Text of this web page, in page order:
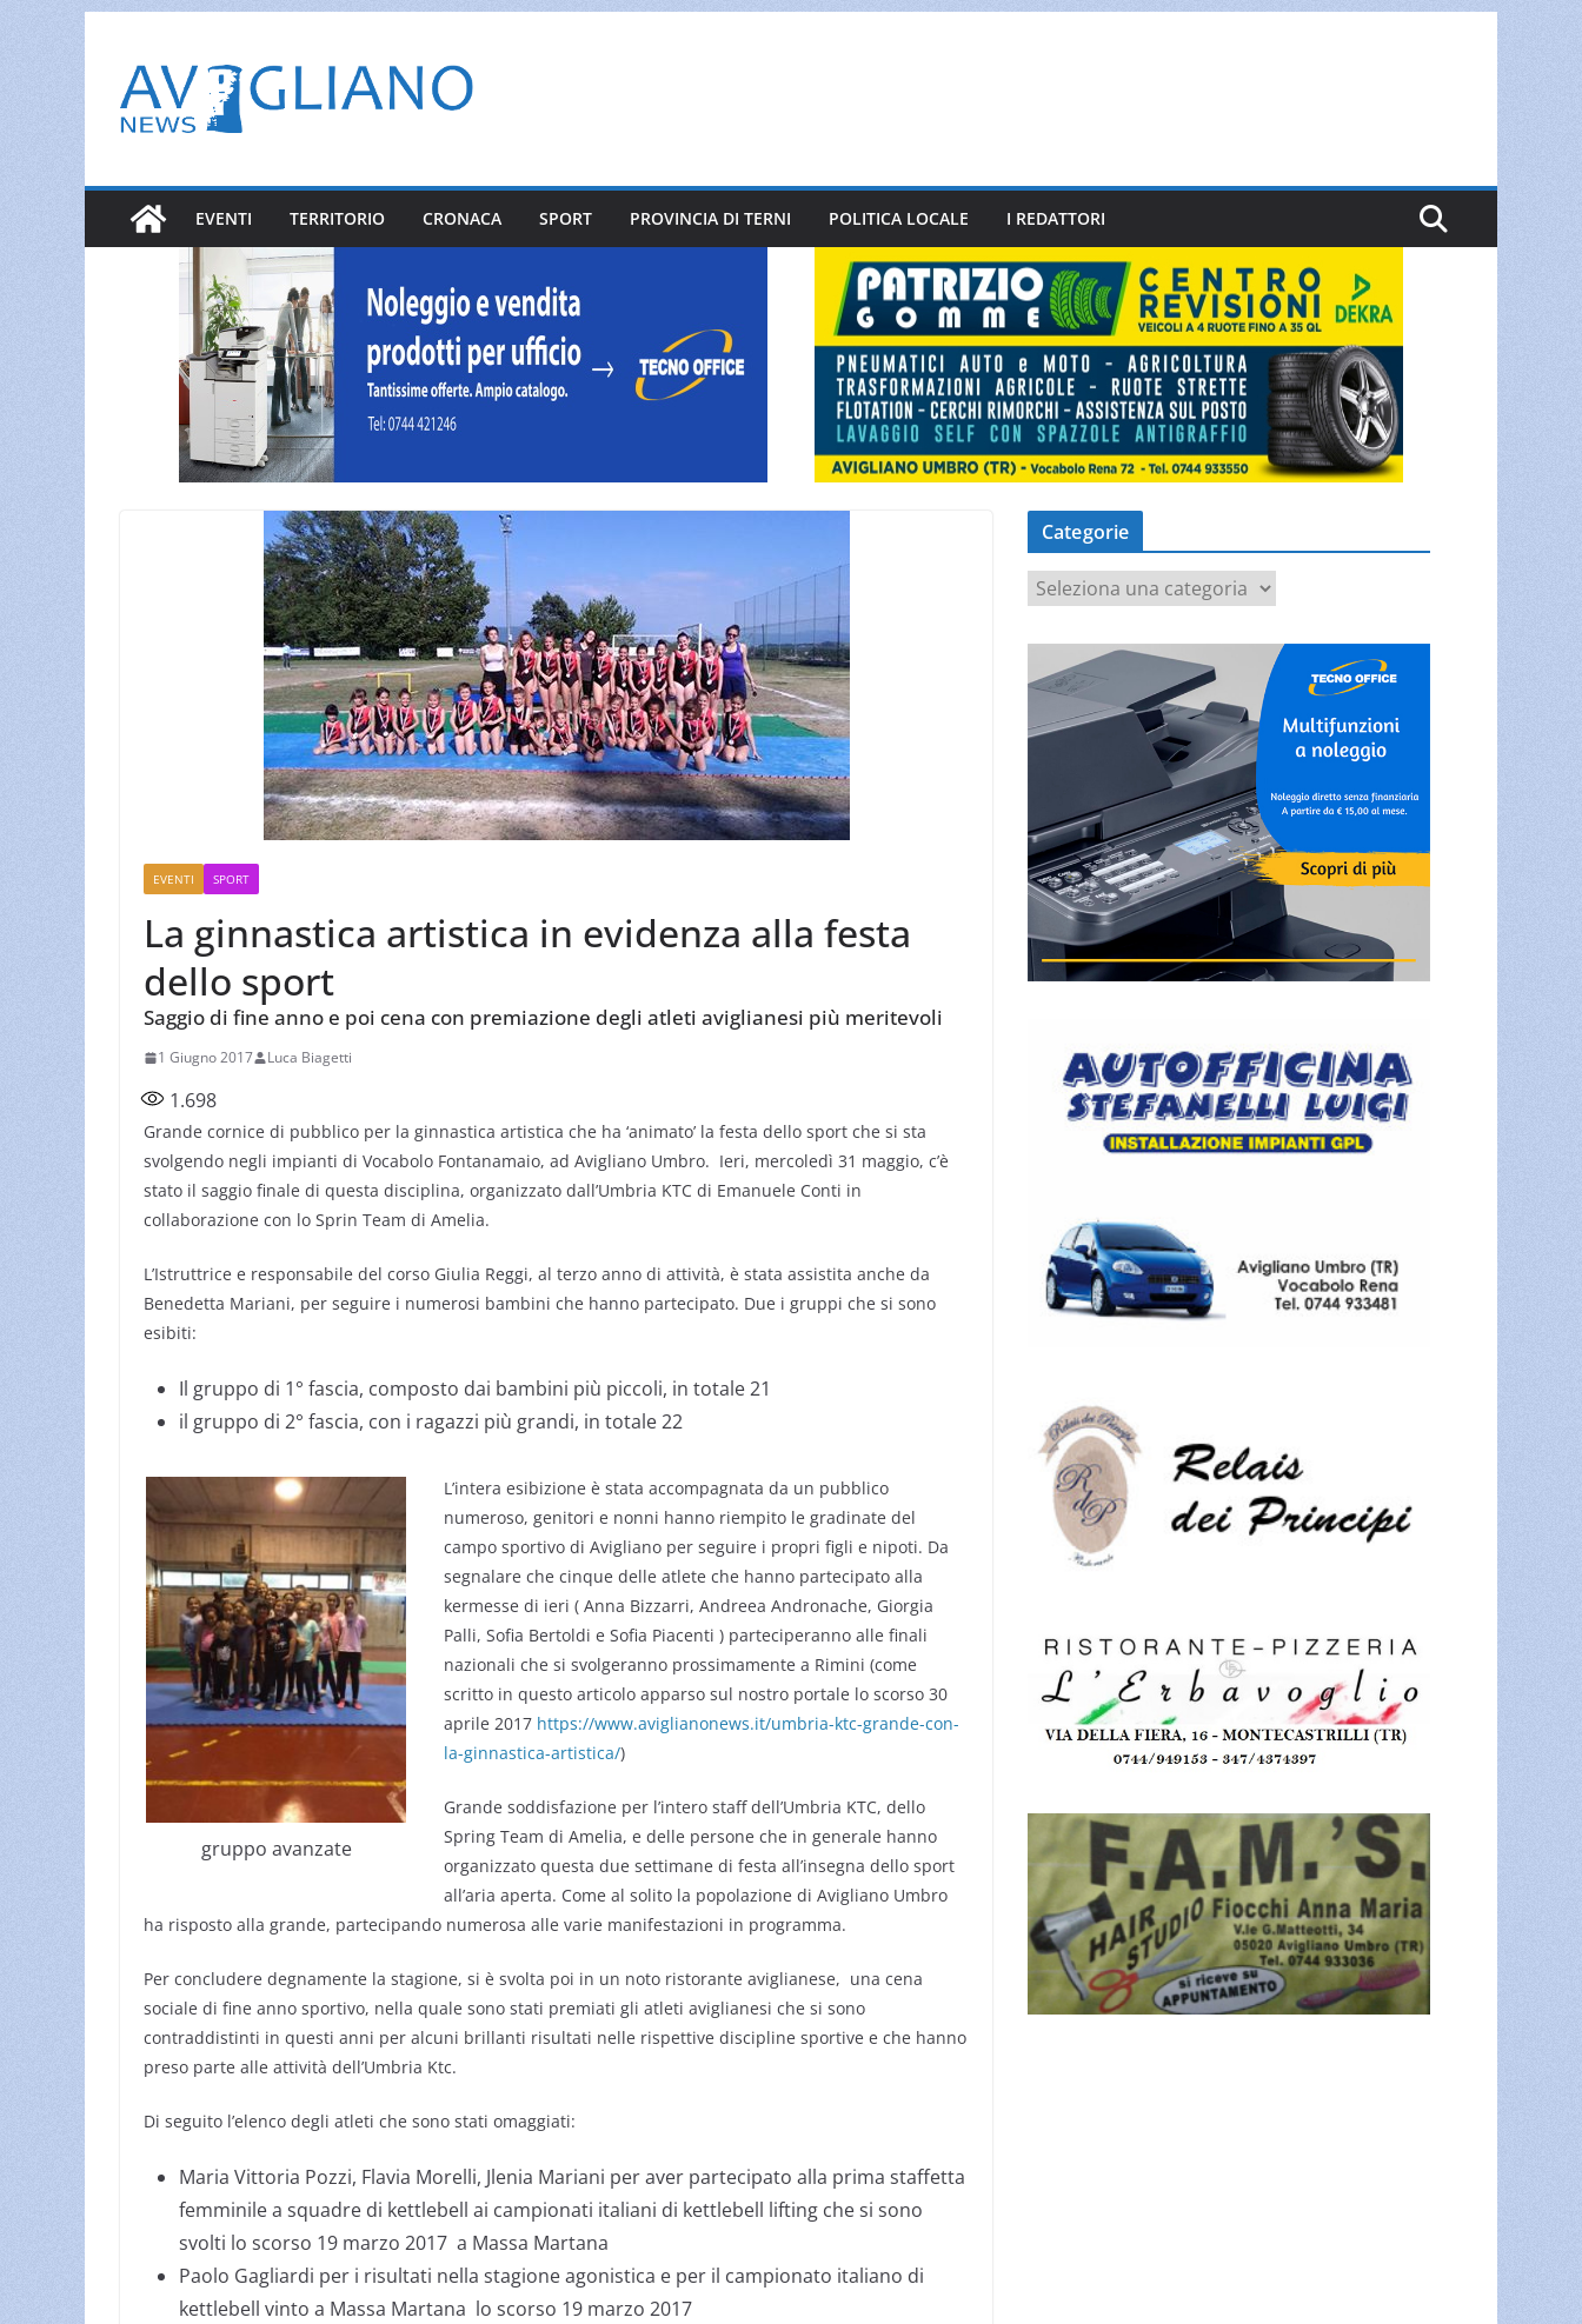
contenuto
EVENTI TERRITORIO CRONACA SPORT PROVINCIA DI TERNI POLITICA LOCALE I REDATTORI
EVENTI SPORT
La ginnastica artistica in evidenza alla festa
dello sport
Saggio di fine anno e poi cena con premiazione degli atleti aviglianesi più meritevoli
1 Giugno 2017 Luca Biagetti
1.698
Grande cornice di pubblico per la ginnastica artistica che ha ‘animato’ la festa dello sport che si sta
svolgendo negli impianti di Vocabolo Fontanamaio, ad Avigliano Umbro. Ieri, mercoledì 31 maggio, c’è
stato il saggio finale di questa disciplina, organizzato dall’Umbria KTC di Emanuele Conti in
collaborazione con lo Sprin Team di Amelia.
L’Istruttrice e responsabile del corso Giulia Reggi, al terzo anno di attività, è stata assistita anche da
Benedetta Mariani, per seguire i numerosi bambini che hanno partecipato. Due i gruppi che si sono
esibiti:
Il gruppo di 1° fascia, composto dai bambini più piccoli, in totale 21
il gruppo di 2° fascia, con i ragazzi più grandi, in totale 22
gruppo avanzate
L’intera esibizione è stata accompagnata da un pubblico
numeroso, genitori e nonni hanno riempito le gradinate del
campo sportivo di Avigliano per seguire i propri figli e nipoti. Da
segnalare che cinque delle atlete che hanno partecipato alla
kermesse di ieri ( Anna Bizzarri, Andreea Andronache, Giorgia
Palli, Sofia Bertoldi e Sofia Piacenti ) parteciperanno alle finali
nazionali che si svolgeranno prossimamente a Rimini (come
scritto in questo articolo apparso sul nostro portale lo scorso 30
aprile 2017 https://www.aviglianonews.it/umbria-ktc-grande-con-
la-ginnastica-artistica/)
Grande soddisfazione per l’intero staff dell’Umbria KTC, dello
Spring Team di Amelia, e delle persone che in generale hanno
organizzato questa due settimane di festa all’insegna dello sport
all’aria aperta. Come al solito la popolazione di Avigliano Umbro
ha risposto alla grande, partecipando numerosa alle varie manifestazioni in programma.
Per concludere degnamente la stagione, si è svolta poi in un noto ristorante aviglianese, una cena
sociale di fine anno sportivo, nella quale sono stati premiati gli atleti aviglianesi che si sono
contraddistinti in questi anni per alcuni brillanti risultati nelle rispettive discipline sportive e che hanno
preso parte alle attività dell’Umbria Ktc.
Di seguito l’elenco degli atleti che sono stati omaggiati:
Maria Vittoria Pozzi, Flavia Morelli, Jlenia Mariani per aver partecipato alla prima staffetta
femminile a squadre di kettlebell ai campionati italiani di kettlebell lifting che si sono
svolti lo scorso 19 marzo 2017 a Massa Martana
Paolo Gagliardi per i risultati nella stagione agonistica e per il campionato italiano di
kettlebell vinto a Massa Martana lo scorso 19 marzo 2017
Categorie
a
t
o